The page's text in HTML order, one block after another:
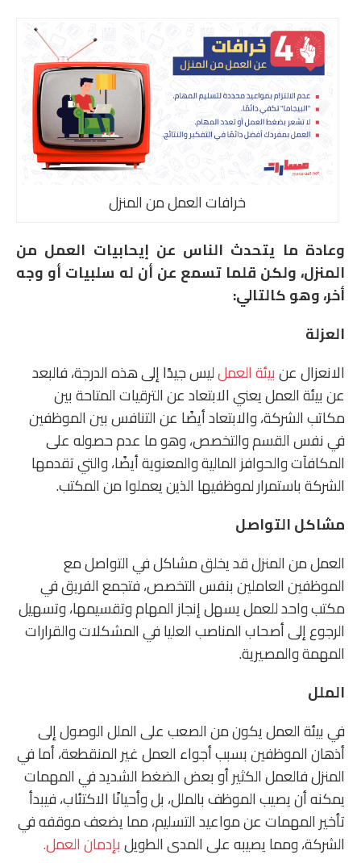
خرافات العمل من المنزل
وعادة ما يتحدث الناس عن إيحابيات العمل من
المنزل، ولكن قلما تسمع عن أن له سلبيات أو وجه
أخر، وهو كالتالي:
العزلة
الانعزال عنبيئة العملليس جيدًا إلى هذه الدرجة، فالبعد
عن بيئة العمل يعني الابتعاد عن الترقيات المتاحة بين
مكاتب الشركة، والابتعاد أيضًا عن التنافس بين الموظفين
في نفس القسم والتخصص، وهو ما عدم حصوله على
المكافآت والحوافز المالية والمعنوية أيضًا، والتي تقدمها
الشركة باستمرار لموظفيها الذين يعملوا من المكتب.
مشاكل التواصل
العمل من المنزل قد يخلق مشاكل في التواصل مع
الموظفين العاملين بنفس التخصص، فتجمع الفريق في
مكتب واحد للعمل يسهل إنجاز المهام وتقسيمها، وتسهيل
الرجوع إلى أصحاب المناصب العليا في المشكلات والقرارات
المهمة والمصيرية.
الملل
في بيئة العمل يكون من الصعب على الملل الوصول إلى
أذهان الموظفين بسبب أجواء العمل غير المنقطعة، أما في
المنزل فالعمل الكثير أو بعض الضغط الشديد في المهمات
يمكنه أن يصيب الموظف بالملل، بل وأحيانًا الاكتئاب، فيبدأ
تأخير المهمات عن مواعيد التسليم، مما يضعف موقفه في
الشركة، ومما يصيبه على المدى الطويلبإدمان العمل.